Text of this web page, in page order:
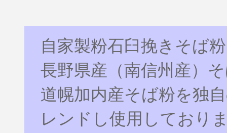
自家製粉石臼挽きそば粉
長野県産（南信州産）
道幌加内産そば粉を独
レンドし使用しており